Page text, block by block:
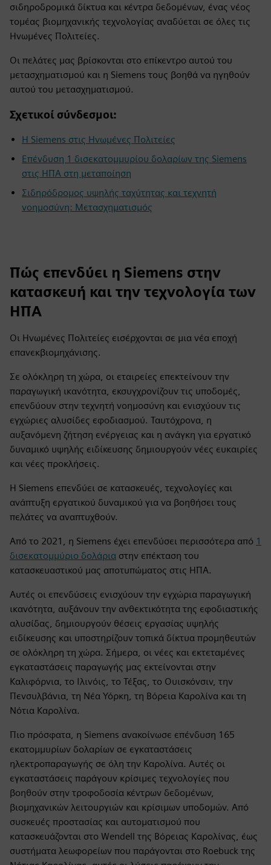
σιδηροδρομικά δίκτυα και κέντρα δεδομένων, ένας νέος
τομέας βιομηχανικής τεχνολογίας αναδύεται σε όλες τις
Ηνωμένες Πολιτείες.
Οι πελάτες μας βρίσκονται στο επίκεντρο αυτού του
μετασχηματισμού και η Siemens τους βοηθά να ηγηθούν
αυτού του μετασχηματισμού.
Σχετικοί σύνδεσμοι:
Η Siemens στις Ηνωμένες Πολιτείες
Επένδυση 1 δισεκατομμυρίου δολαρίων της Siemens
στις ΗΠΑ στη μεταποίηση
Σιδηρόδρομος υψηλής ταχύτητας και τεχνητή
νοημοσύνη: Μετασχηματισμός
Πώς επενδύει η Siemens στην
κατασκευή και την τεχνολογία των
ΗΠΑ
Οι Ηνωμένες Πολιτείες εισέρχονται σε μια νέα εποχή
επανεκβιομηχάνισης.
Σε ολόκληρη τη χώρα, οι εταιρείες επεκτείνουν την
παραγωγική ικανότητα, εκσυγχρονίζουν τις υποδομές,
επενδύουν στην τεχνητή νοημοσύνη και ενισχύουν τις
εγχώριες αλυσίδες εφοδιασμού. Ταυτόχρονα, η
αυξανόμενη ζήτηση ενέργειας και η ανάγκη για εργατικό
δυναμικό υψηλής ειδίκευσης δημιουργούν νέες ευκαιρίες
και νέες προκλήσεις.
Η Siemens επενδύει σε κατασκευές, τεχνολογίες και
ανάπτυξη εργατικού δυναμικού για να βοηθήσει τους
πελάτες να αναπτυχθούν.
Από το 2021, η Siemens έχει επενδύσει περισσότερα από 1
δισεκατομμύριο δολάρια στην επέκταση του
κατασκευαστικού μας αποτυπώματος στις ΗΠΑ.
Αυτές οι επενδύσεις ενισχύουν την εγχώρια παραγωγική
ικανότητα, αυξάνουν την ανθεκτικότητα της εφοδιαστικής
αλυσίδας, δημιουργούν θέσεις εργασίας υψηλής
ειδίκευσης και υποστηρίζουν τοπικά δίκτυα προμηθευτών
σε ολόκληρη τη χώρα. Σήμερα, οι νέες και εκτεταμένες
εγκαταστάσεις παραγωγής μας εκτείνονται στην
Καλιφόρνια, το Ιλινόις, το Τέξας, το Ουισκόνσιν, την
Πενσυλβάνια, τη Νέα Υόρκη, τη Βόρεια Καρολίνα και τη
Νότια Καρολίνα.
Πιο πρόσφατα, η Siemens ανακοίνωσε επένδυση 165
εκατομμυρίων δολαρίων σε εγκαταστάσεις
ηλεκτροπαραγωγής σε όλη την Καρολίνα. Αυτές οι
εγκαταστάσεις παράγουν κρίσιμες τεχνολογίες που
βοηθούν στην τροφοδοσία κέντρων δεδομένων,
βιομηχανικών λειτουργιών και κρίσιμων υποδομών. Από
συσκευές προστασίας και αυτοματισμού που
κατασκευάζονται στο Wendell της Βόρειας Καρολίνας, έως
συστήματα λεωφορείων που παράγονται στο Roebuck της